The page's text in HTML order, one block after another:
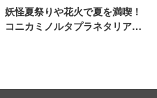
妖怪夏祭りや花火で夏を満喫！
コニカミノルタプラネタリア